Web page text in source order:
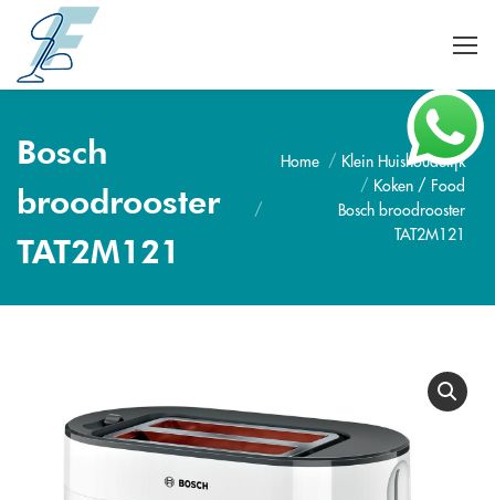
Bosch
broodrooster
TAT2M121
Je bent hier:
Home
Klein Huishoudelijk
Koken / Food
Bosch broodrooster
TAT2M121